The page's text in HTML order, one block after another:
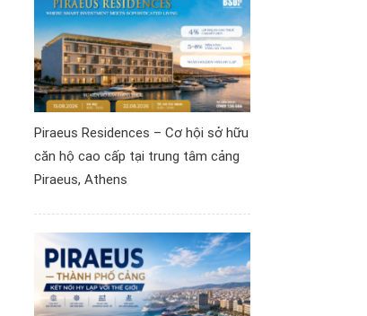
Piraeus Residences – Cơ hội sở hữu
căn hộ cao cấp tại trung tâm cảng
Piraeus, Athens